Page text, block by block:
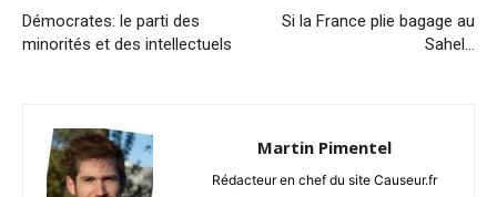
Démocrates: le parti des
minorités et des intellectuels
Si la France plie bagage au
Sahel…
Martin Pimentel
Rédacteur en chef du site Causeur.fr